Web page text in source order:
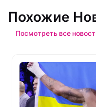
Похожие
Посмотреть все